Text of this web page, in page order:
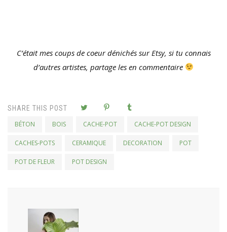
C’était mes coups de coeur dénichés sur Etsy, si tu connais
d’autres artistes, partage les en commentaire
SHARE THIS POST
BÉTON BOIS CACHE-POT CACHE-POT DESIGN
CACHES-POTS CERAMIQUE DECORATION POT
POT DE FLEUR POT DESIGN